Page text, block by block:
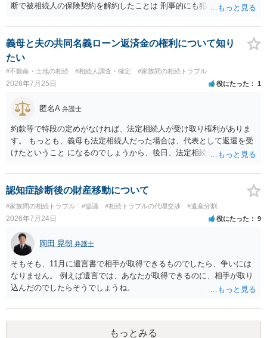
断で被相続人の保険契約を解約したことは 刑事的にも犯罪となる可能
された書類のコピーを取得して、弁護士に面談で詳しい事情を話して
相談 されたら良いと思います。
義母と夫の共同名義ローン返済金の権利について知り
たい
#不動産・土地の相続 #相続人調査・確定 #家族間の相続トラブル
2026年7月25日 役にたった 1
匿名A 弁護士
約款等で特段の定めがなければ、法定相続人が受け取り権利がありま
す。 もっとも、義母も法定相続人だった場合は、代表として返還を受
けたということ になるのでしょうから、後日、法定相続分に基づいて
認知症診断後の財産移動について
#家族間の相続トラブル #協議 #相続トラブルの代理交渉 #遺産分割
2026年7月24日 役にたった 9
岡田 晃朝 弁護士
そもそも、11月に遺言書で相手が取得できるものでしたら、争いには
なりません。 例えば遺言では、あなたが取得できるのに、相手が取り
込んだのでしたらそうでしょうね。
もっとみる